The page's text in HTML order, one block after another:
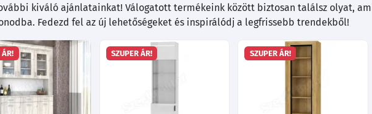
kiváló ajánlatainkat! Válogatott termékeink között biztosan találsz olyat,
Fedezd fel az új lehetőségeket és inspirálódj a legfrissebb trendekből!
ÁR! SZUPER ÁR! SZUPER ÁR!